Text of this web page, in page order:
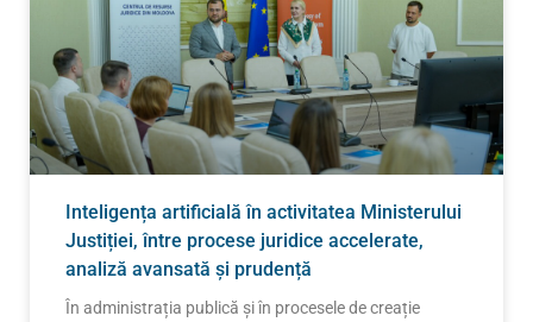
Inteligența artificială în activitatea Ministerului
Justiției, între procese juridice accelerate,
analiză avansată și prudență
În administrația publică și în procesele de creație